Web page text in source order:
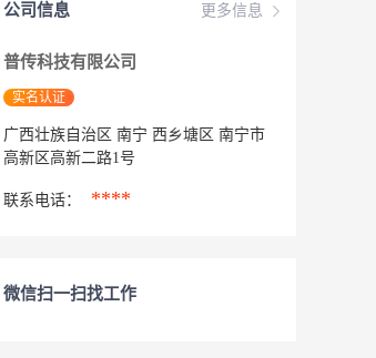
更多信息
公司信息
普传科技有限公司
实名认证
广西壮族自治区 南宁 西乡塘区 南宁市
高新区高新二路1号
联系电话： ****
微信扫一扫找工作